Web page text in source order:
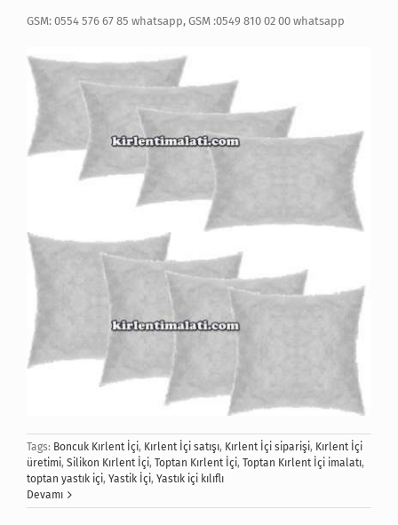
GSM: 0554 576 67 85 whatsapp, GSM :0549 810 02 00 whatsapp
Tags: Boncuk Kırlent İçi, Kırlent İçi satışı, Kırlent İçi siparişi, Kırlent İçi
üretimi, Silikon Kırlent İçi, Toptan Kırlent İçi, Toptan Kırlent İçi imalatı,
toptan yastık içi, Yastik İçi, Yastık içi kılıflı
Devamı